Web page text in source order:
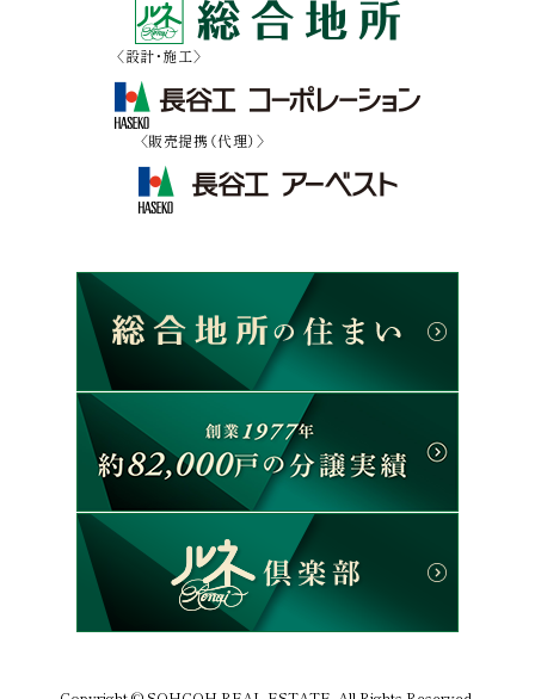
〈設計・施工〉
〈販売提携（代理）〉